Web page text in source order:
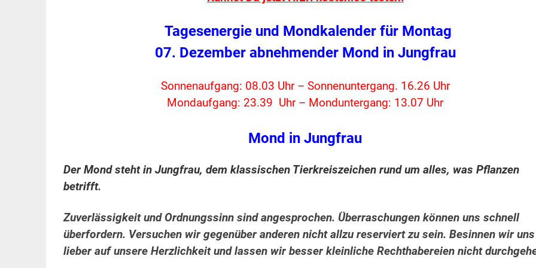
Tagesenergie und Mondkalender für Montag
07. Dezember abnehmender Mond in Jungfrau
Sonnenaufgang: 08.03 Uhr – Sonnenuntergang. 16.26 Uhr
Mondaufgang: 23.39 Uhr – Monduntergang: 13.07 Uhr
Mond in Jungfrau
Der Mond steht in Jungfrau, dem klassischen Tierkreiszeichen rund um alles, was Pflanzen
betrifft.
Zuverlässigkeit und Ordnungssinn sind angesprochen. Überraschungen können uns schnell
überfordern. Versuchen wir gegenüber anderen nicht allzu reserviert zu sein. Besinnen wir uns
lieber auf unsere Herzlichkeit und lassen wir besser kleinliche Rechthabereien nicht